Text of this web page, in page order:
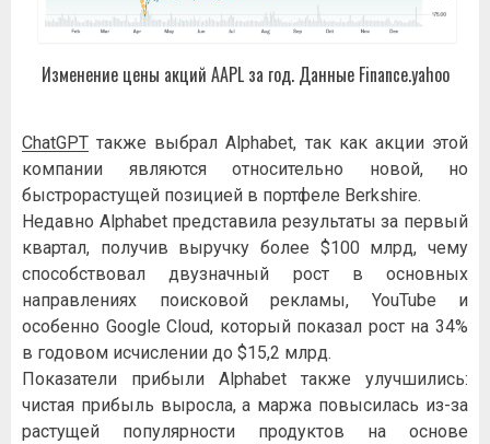
Изменение цены акций AAPL за год. Данные Finance.yahoo
ChatGPT также выбрал Alphabet, так как акции этой
компании являются относительно новой, но
быстрорастущей позицией в портфеле Berkshire.
Недавно Alphabet представила результаты за первый
квартал, получив выручку более $100 млрд, чему
способствовал двузначный рост в основных
направлениях поисковой рекламы, YouTube и
особенно Google Cloud, который показал рост на 34%
в годовом исчислении до $15,2 млрд.
Показатели прибыли Alphabet также улучшились:
чистая прибыль выросла, а маржа повысилась из-за
растущей популярности продуктов на основе